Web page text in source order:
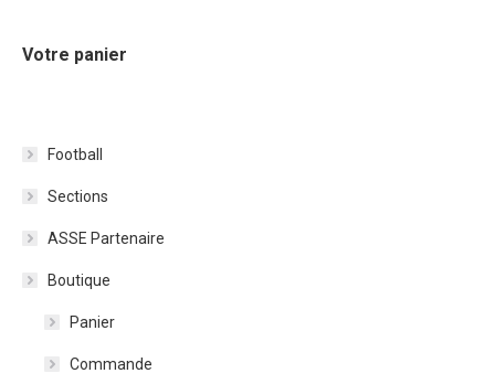
Votre panier
Football
Sections
ASSE Partenaire
Boutique
Panier
Commande